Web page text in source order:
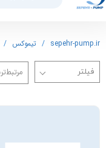
سفارشات
خروج از حساب کاربری
sepehr-pump.ir تیموکس